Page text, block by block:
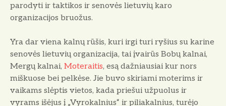
parodyti ir taktikos ir senovės lietuvių karo
organizacijos bruožus.
Yra dar viena kalnų rūšis, kuri irgi turi ryšius su karine
senovės lietuvių organizacija, tai įvairūs Bobų kalnai,
Mergų kalnai, Moteraitis, esą dažniausiai kur nors
miškuose bei pelkėse. Jie buvo skiriami moterims ir
vaikams slėptis vietos, kada priešui užpuolus ir
vyrams išėjus į „Vyrokalnius“ ir piliakalnius, turėjo